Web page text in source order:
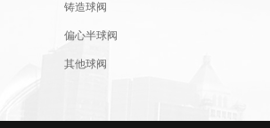
铸造球阀
偏心半球阀
其他球阀